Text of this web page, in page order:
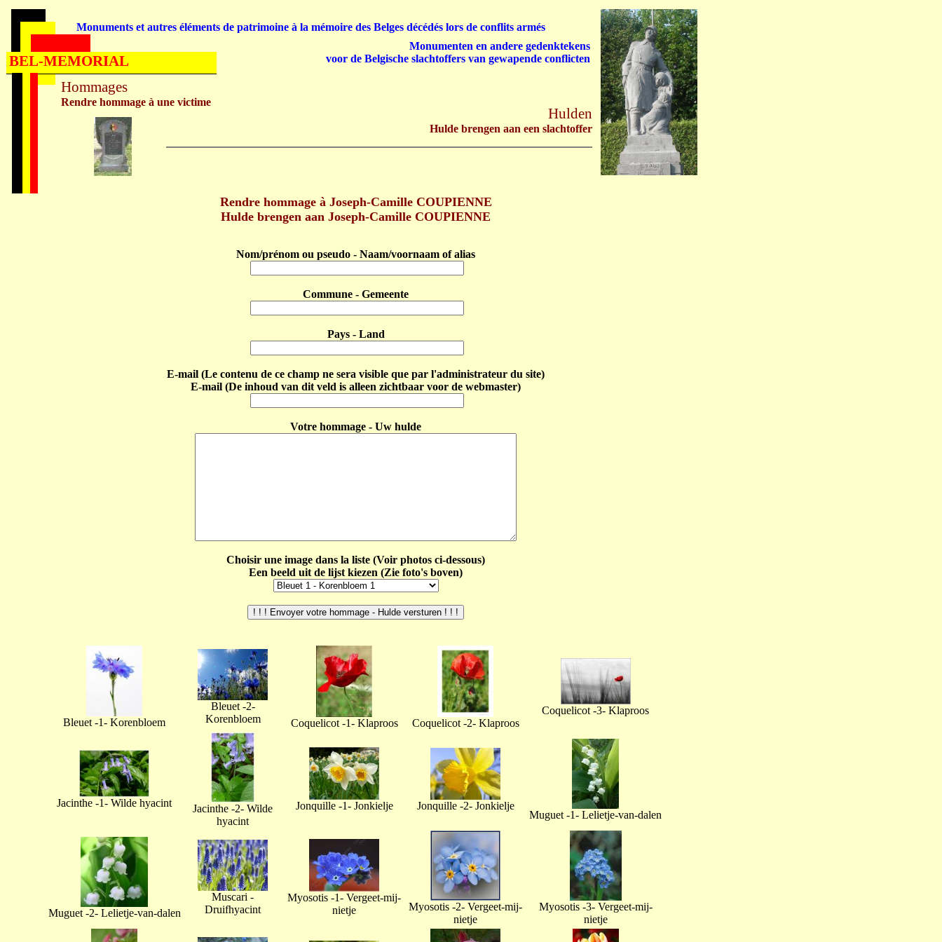
Rendre hommage à Joseph-Camille COUPIENNE
Hulde brengen aan Joseph-Camille COUPIENNE
Nom/prénom ou pseudo - Naam/voornaam of alias
Commune - Gemeente
Pays - Land
E-mail (Le contenu de ce champ ne sera visible que par l'administrateur du site)
E-mail (De inhoud van dit veld is alleen zichtbaar voor de webmaster)
Votre hommage - Uw hulde
Choisir une image dans la liste (Voir photos ci-dessous)
Een beeld uit de lijst kiezen (Zie foto's boven)
Bleuet -1- Korenbloem
Bleuet -2-
Korenbloem
Coquelicot -1- Klaproos Coquelicot -2- Klaproos
Coquelicot -3- Klaproos
Jacinthe -1- Wilde hyacint
Jacinthe -2- Wilde
hyacint
Jonquille -1- Jonkielje Jonquille -2- Jonkielje
Muguet -1- Lelietje-van-dalen
Muguet -2- Lelietje-van-dalen
Muscari -
Druifhyacint
Myosotis -1- Vergeet-mij-
nietje
Myosotis -2- Vergeet-mij-
nietje
Myosotis -3- Vergeet-mij-
nietje
Hommages
Rendre hommage à une victime
Hulden
Hulde brengen aan een slachtoffer
Monuments et autres éléments de patrimoine à la mémoire des Belges décédés lors de conflits armés
Monumenten en andere gedenktekens
voor de Belgische slachtoffers van gewapende conflicten
BEL-MEMORIAL